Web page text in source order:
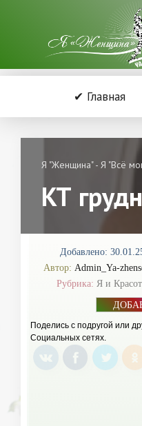
✔ Главная
Я "Женщина" - Я "Всё
КТ
Добавлено:
Автор: Admin_Ya-
Рубрика: Я и
Поделись с подругой или
Социальных сетях.